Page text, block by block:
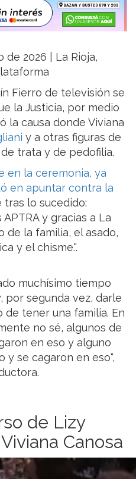
de 2026 | La Rioja,
Fierro de televisión se
la Justicia, por medio
la causa donde Viviana
y a otras figuras de
trata y de pedofilia.
en la ceremonia, ya
en apuntar contra la
tras lo sucedido:
y gracias a La
de la familia, el asado,
y el chisme.".
muchísimo tiempo
por segunda vez, darle
de tener una familia. En
no sé, algunos de
en eso y alguno
y se cagaron en eso",
de Lizy
Canosa